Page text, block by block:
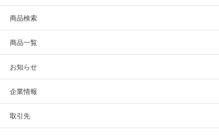
商品検索
商品一覧
お知らせ
企業情報
取引先